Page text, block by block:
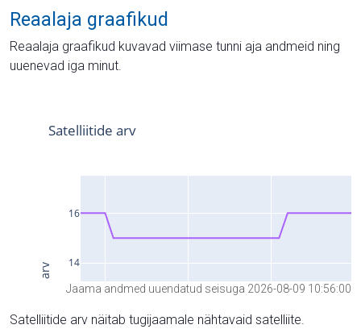
Reaalaja graafikud
Reaalaja graafikud kuvavad viimase tunni aja andmeid ning
uuenevad iga minut.
Jaama andmed uuendatud seisuga 2026-08-09 10:56:00
Satelliitide arv näitab tugijaamale nähtavaid satelliite.